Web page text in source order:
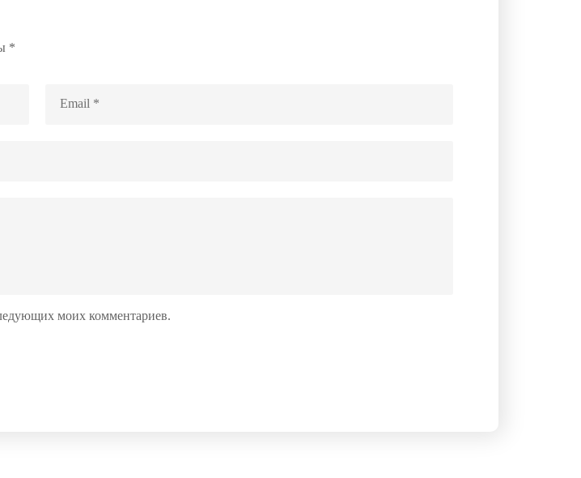
*
моих комментариев.